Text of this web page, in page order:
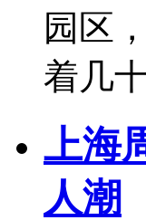
园区
着几
上海
人潮